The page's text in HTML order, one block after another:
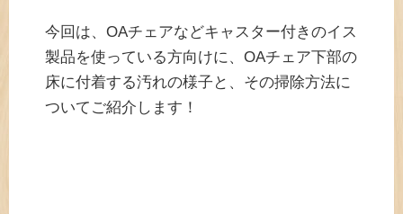
今回は、OAチェアなどキャスター付きのイス
製品を使っている方向けに、OAチェア下部の
床に付着する汚れの様子と、その掃除方法に
ついてご紹介します！